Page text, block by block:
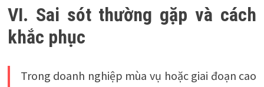
VI. Sai sót thường gặp và cách
khắc phục
Trong doanh nghiệp mùa vụ hoặc giai đoạn cao